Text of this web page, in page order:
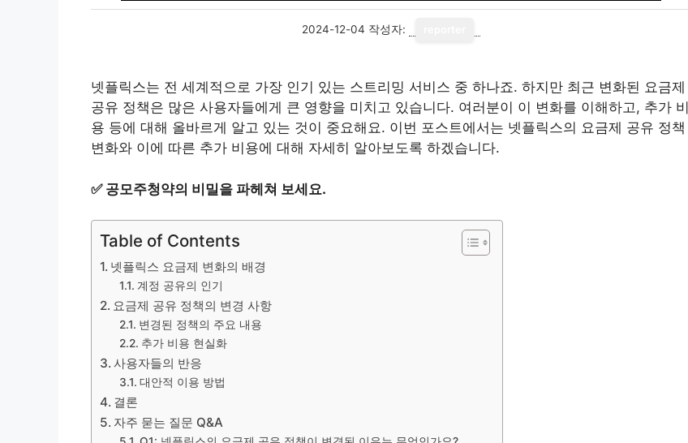
2024-12-04 작성자:
넷플릭스는 전 세계적으로 가장 인기 있는 스트리밍 서비스 중 하나죠. 하지만 최근 변화된 요금제
공유 정책은 많은 사용자들에게 큰 영향을 미치고 있습니다. 여러분이 이 변화를 이해하고, 추가 비
용 등에 대해 올바르게 알고 있는 것이 중요해요. 이번 포스트에서는 넷플릭스의 요금제 공유 정책
변화와 이에 따른 추가 비용에 대해 자세히 알아보도록 하겠습니다.
✅ 공모주청약의 비밀을 파헤쳐 보세요.
Table of Contents
넷플릭스 요금제 변화의 배경
계정 공유의 인기
요금제 공유 정책의 변경 사항
변경된 정책의 주요 내용
추가 비용 현실화
사용자들의 반응
대안적 이용 방법
결론
자주 묻는 질문 Q&A